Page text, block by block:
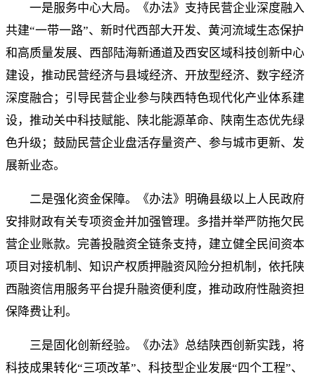
一是服务中心大局。《办法》支持民营企业深度融入
共建“一带一路”、新时代西部大开发、黄河流域生态保护
和高质量发展、西部陆海新通道及西安区域科技创新中心
建设，推动民营经济与县域经济、开放型经济、数字经济
深度融合；引导民营企业参与陕西特色现代化产业体系建
设，推动关中科技赋能、陕北能源革命、陕南生态优先绿
色升级；鼓励民营企业盘活存量资产、参与城市更新、发
展新业态。
二是强化资金保障。《办法》明确县级以上人民政府
安排财政有关专项资金并加强管理。多措并举严防拖欠民
营企业账款。完善投融资全链条支持，建立健全民间资本
项目对接机制、知识产权质押融资风险分担机制，依托陕
西融资信用服务平台提升融资便利度，推动政府性融资担
保降费让利。
三是固化创新经验。《办法》总结陕西创新实践，将
科技成果转化“三项改革”、科技型企业发展“四个工程”、